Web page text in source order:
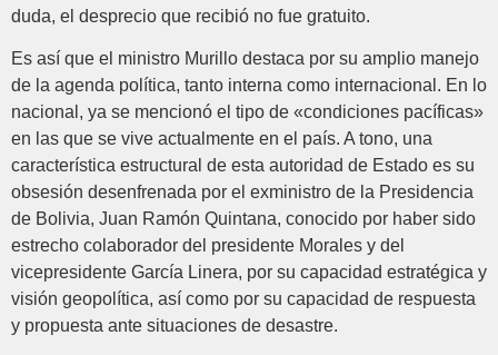
duda, el desprecio que recibió no fue gratuito.
Es así que el ministro Murillo destaca por su amplio manejo
de la agenda política, tanto interna como internacional. En lo
nacional, ya se mencionó el tipo de «condiciones pacíficas»
en las que se vive actualmente en el país. A tono, una
característica estructural de esta autoridad de Estado es su
obsesión desenfrenada por el exministro de la Presidencia
de Bolivia, Juan Ramón Quintana, conocido por haber sido
estrecho colaborador del presidente Morales y del
vicepresidente García Linera, por su capacidad estratégica y
visión geopolítica, así como por su capacidad de respuesta
y propuesta ante situaciones de desastre.